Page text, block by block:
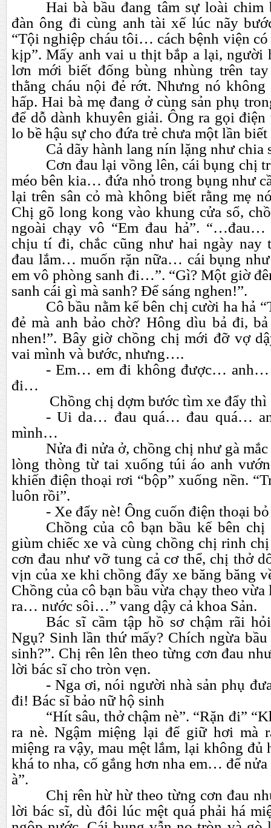
Hai bà bầu đang tâm sự loài
đàn ông đi cùng anh tài xế lúc nãy
“Tội nghiệp cháu tôi… cách bệnh viện
kịp”. Mấy anh vai u thịt bắp a lại, người
lơn mới biết đống bùng nhùng trên
thằng cháu nội đẻ rớt. Nhưng nó
hấp. Hai bà mẹ đang ở cùng sản phụ
để dỗ dành khuyên giải. Ông ra gọi
lo bề hậu sự cho đứa trẻ chưa một lần biết
Cả dãy hành lang nín lặng như chia
Cơn đau lại vồng lên, cái bụng chị
méo bên kia… đứa nhỏ trong bụng như
lại trên sân cỏ mà không biết rằng mẹ
Chị gõ long kong vào khung cửa sổ,
ngoài chạy vô “Em đau hả”. “…đau…
chịu tí đi, chắc cũng như hai ngày nay
đau lắm… muốn rặn nữa… cái bụng
em vô phòng sanh đi…”. “Gì? Một giờ
sanh cái gì mà sanh? Để sáng nghen!”.
Cô bầu nằm kế bên chị cười ha hả
đẻ mà anh bảo chờ? Hông dìu bả đi,
nhen!”. Bây giờ chồng chị mới đỡ vợ
vai mình và bước, nhưng….
- Em… em đi không được… anh…
đi…
Chồng chị dợm bước tìm xe đẩy
- Ui da… đau quá… đau quá…
mình…
Nửa đi nửa ở, chồng chị như gà
lòng thòng từ tai xuống túi áo anh
khiến điện thoại rơi “bộp” xuống nền.
luôn rồi”.
- Xe đẩy nè! Ông cuốn điện thoại
Chồng của cô bạn bầu kế bên
giùm chiếc xe và cùng chồng chị rinh
cơn đau như vỡ tung cả cơ thể, chị thở
vịn của xe khi chồng đẩy xe băng băng
Chồng của cô bạn bầu vừa chạy theo
ra… nước sôi…” vang dậy cả khoa Sản.
Bác sĩ cầm tập hồ sơ chậm rãi
Ngụ? Sinh lần thứ mấy? Chích ngừa
sinh?”. Chị rên lên theo từng cơn đau
lời bác sĩ cho tròn vẹn.
- Nga ơi, nói người nhà sản phụ
đi! Bác sĩ bảo nữ hộ sinh
“Hít sâu, thở chậm nè”. “Rặn đi”
ra nè. Ngậm miệng lại để giữ hơi mà
miệng ra vậy, mau mệt lắm, lại không đủ
khá to nha, cố gắng hơn nha em… để
à”.
Chị rên hừ hừ theo từng cơn đau
lời bác sĩ, dù đôi lúc mệt quá phải há